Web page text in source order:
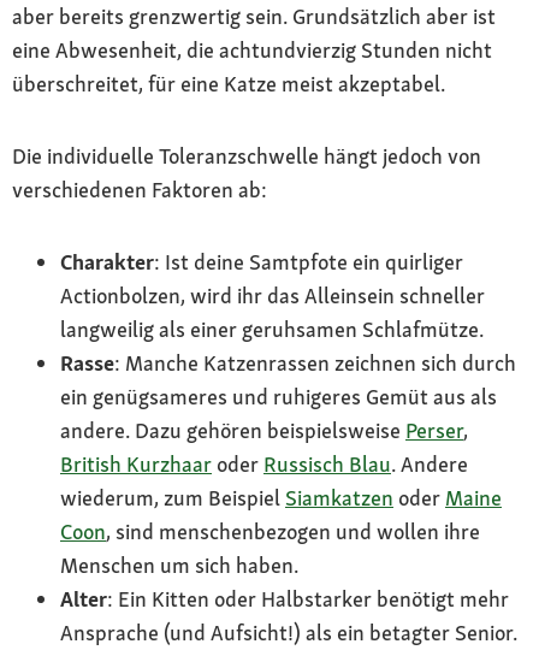
aber bereits grenzwertig sein. Grundsätzlich aber ist
eine Abwesenheit, die achtundvierzig Stunden nicht
überschreitet, für eine Katze meist akzeptabel.
Die individuelle Toleranzschwelle hängt jedoch von
verschiedenen Faktoren ab:
Charakter: Ist deine Samtpfote ein quirliger
Actionbolzen, wird ihr das Alleinsein schneller
langweilig als einer geruhsamen Schlafmütze.
Rasse: Manche Katzenrassen zeichnen sich durch
ein genügsameres und ruhigeres Gemüt aus als
andere. Dazu gehören beispielsweise Perser,
British Kurzhaar oder Russisch Blau. Andere
wiederum, zum Beispiel Siamkatzen oder Maine
Coon, sind menschenbezogen und wollen ihre
Menschen um sich haben.
Alter: Ein Kitten oder Halbstarker benötigt mehr
Ansprache (und Aufsicht!) als ein betagter Senior.